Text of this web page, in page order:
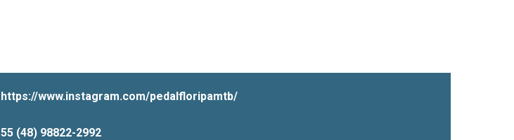
https://www.instagram.com/pedalfloripamtb/
55 (48) 98822-2992